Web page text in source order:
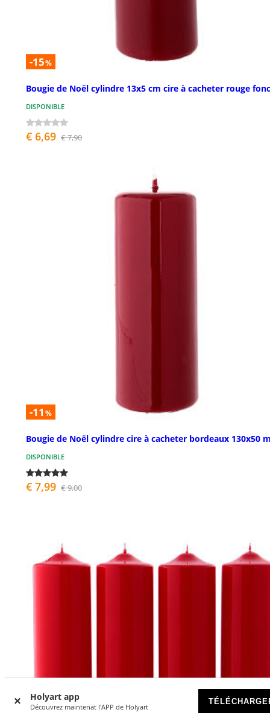
Holyart app
Découvrez maintenat l'APP de Holyart
-15%
Bougie de Noël cylindre 13x5 cm cire à cacheter rouge
DISPONIBLE
€ 6,69 € 7,90
-11 %
Bougie de Noël cylindre cire à cacheter bordeaux 130x50
DISPONIBLE
€ 7,99 € 9,00